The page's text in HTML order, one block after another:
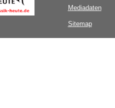
Mediadaten
Sitemap